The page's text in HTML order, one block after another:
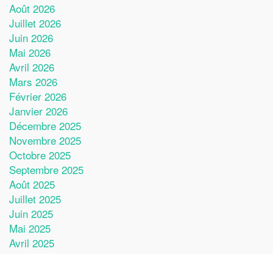
Août 2026
Juillet 2026
Juin 2026
Mai 2026
Avril 2026
Mars 2026
Février 2026
Janvier 2026
Décembre 2025
Novembre 2025
Octobre 2025
Septembre 2025
Août 2025
Juillet 2025
Juin 2025
Mai 2025
Avril 2025